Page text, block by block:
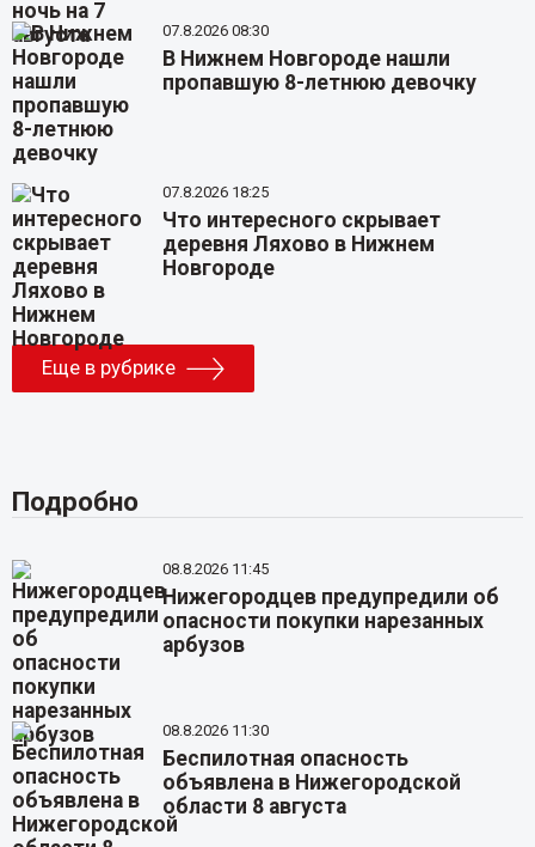
07.8.2026 08:30
В Нижнем Новгороде нашли
пропавшую 8-летнюю девочку
07.8.2026 18:25
Что интересного скрывает
деревня Ляхово в Нижнем
Новгороде
Еще в рубрике
Подробно
08.8.2026 11:45
Нижегородцев предупредили об
опасности покупки нарезанных
арбузов
08.8.2026 11:30
Беспилотная опасность
объявлена в Нижегородской
области 8 августа